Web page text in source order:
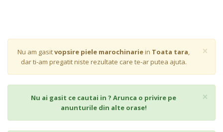
×
Nu am gasitvopsire piele marochinariein Toata tara,
dar ti-am pregatit niste rezultate care te-ar putea ajuta.
×
Nu ai gasit ce cautai in ? Arunca o privire pe
anunturile din alte orase!